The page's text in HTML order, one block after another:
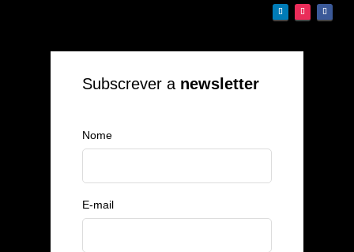
Subscrever a newsletter
Nome
E-mail